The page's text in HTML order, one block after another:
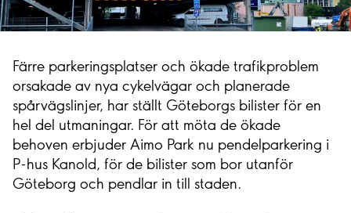
Färre parkeringsplatser och ökade trafikproblem
orsakade av nya cykelvägar och planerade
spårvägslinjer, har ställt Göteborgs bilister för en
hel del utmaningar. För att möta de ökade
behoven erbjuder Aimo Park nu pendelparkering i
P-hus Kanold, för de bilister som bor utanför
Göteborg och pendlar in till staden.